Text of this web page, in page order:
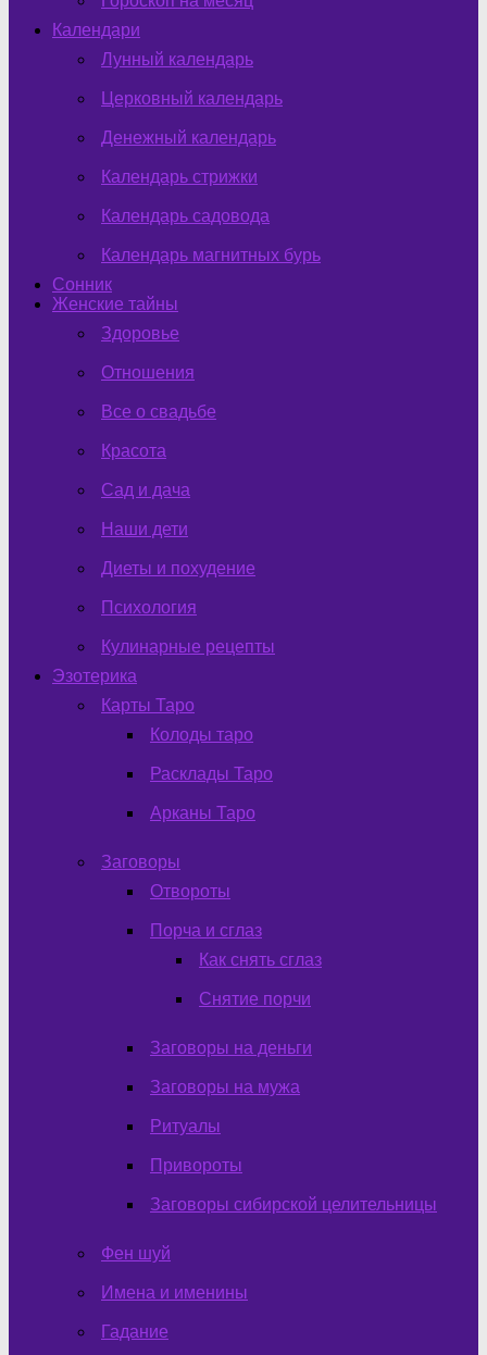
Календари
Лунный календарь
Церковный календарь
Денежный календарь
Календарь стрижки
Календарь садовода
Календарь магнитных бурь
Сонник
Женские тайны
Здоровье
Отношения
Все о свадьбе
Красота
Сад и дача
Наши дети
Диеты и похудение
Психология
Кулинарные рецепты
Эзотерика
Карты Таро
Колоды таро
Расклады Таро
Арканы Таро
Заговоры
Отвороты
Порча и сглаз
Как снять сглаз
Снятие порчи
Заговоры на деньги
Заговоры на мужа
Ритуалы
Привороты
Заговоры сибирской целительницы
Фен шуй
Имена и именины
Гадание